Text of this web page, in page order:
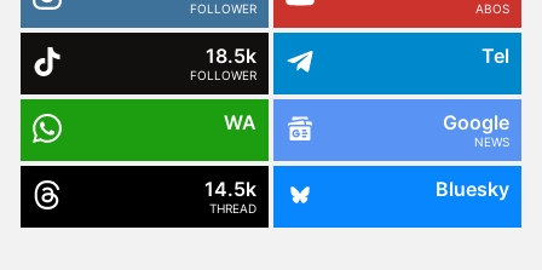
FOLLOWER ABOS
18.5k
FOLLOWER
Tel
WA Google
NEWS
14.5k
THREAD
Bluesky